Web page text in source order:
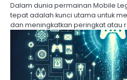
Dalam dunia permainan Mobile
tepat adalah kunci utama untuk
dan meningkatkan peringkat atau